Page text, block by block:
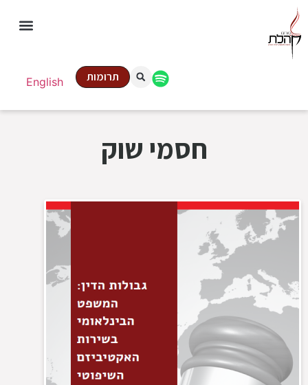
English תרומות
חסמי שוק